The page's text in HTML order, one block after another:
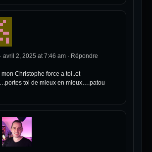
· avril 2, 2025 at 7:46 am · Répondre
Christophe force a toi..et
toi de mieux en mieux….patou